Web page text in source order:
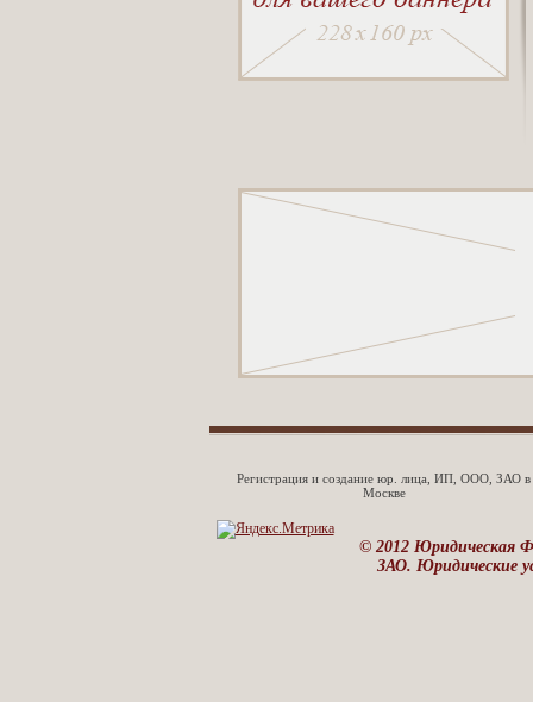
Регистрация и создание юр. лица, ИП, ООО, ЗАО в
Москве
© 2012 Юридическая
ЗАО. Юридические